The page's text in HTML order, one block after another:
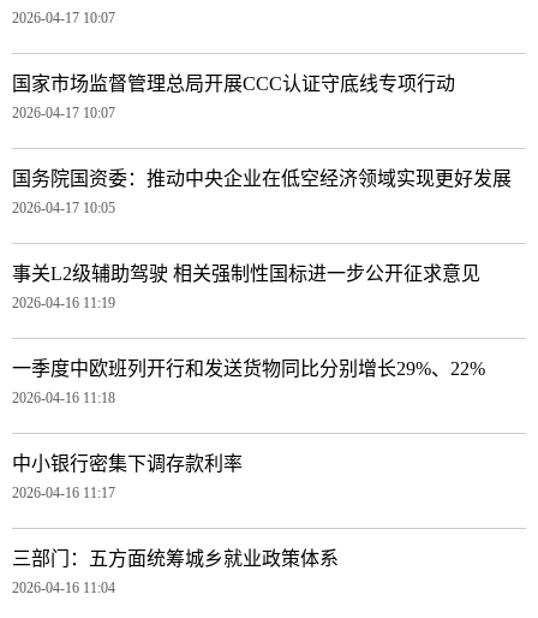
2026-04-17 10:07
国家市场监督管理总局开展CCC认证守底线专项行动
2026-04-17 10:07
国务院国资委：推动中央企业在低空经济领域实现更好发展
2026-04-17 10:05
事关L2级辅助驾驶 相关强制性国标进一步公开征求意见
2026-04-16 11:19
一季度中欧班列开行和发送货物同比分别增长29%、22%
2026-04-16 11:18
中小银行密集下调存款利率
2026-04-16 11:17
三部门：五方面统筹城乡就业政策体系
2026-04-16 11:04